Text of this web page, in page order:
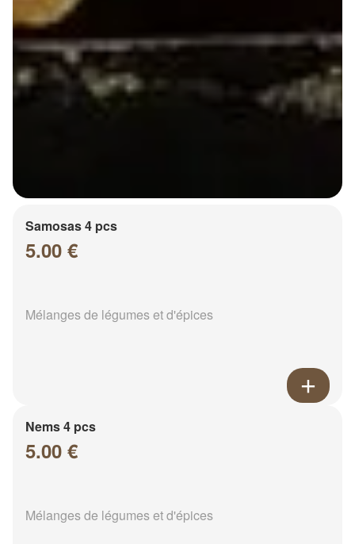
Samosas 4 pcs
5.00 €
Mélanges de légumes et d'épices
Nems 4 pcs
5.00 €
Mélanges de légumes et d'épices